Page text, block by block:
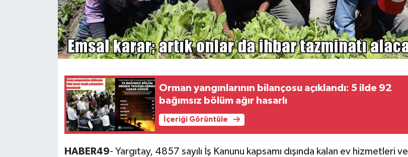
Orman yangınlarının bilançosu açıklandı: 5 ilde 92
bağımsız bölüm ağır hasarlı
İçeriği Görüntüle
HABER49- Yargıtay, 4857 sayılı İş Kanunu kapsamı dışında kalan ev hizmetleri ve
Bulanık
Malazgirt